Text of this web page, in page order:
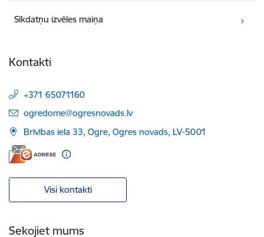
Sīkdatņu izvēles maiņa
Kontakti
+371 65071160
E-pasts:
ogredome@ogresnovads.lv
Brīvības iela 33, Ogre, Ogres novads, LV-5001
Visi kontakti
Sekojiet mums